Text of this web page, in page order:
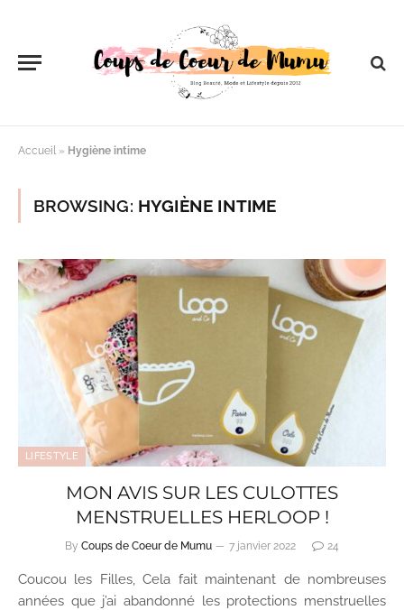
Accueil » Hygiène intime
BROWSING: HYGIÈNE INTIME
LIFESTYLE
MON AVIS SUR LES CULOTTES
MENSTRUELLES HERLOOP !
By Coups de Coeur de Mumu 7 janvier 2022 24
Coucou les Filles, Cela fait maintenant de nombreuses
années que j’ai abandonné les protections menstruelles